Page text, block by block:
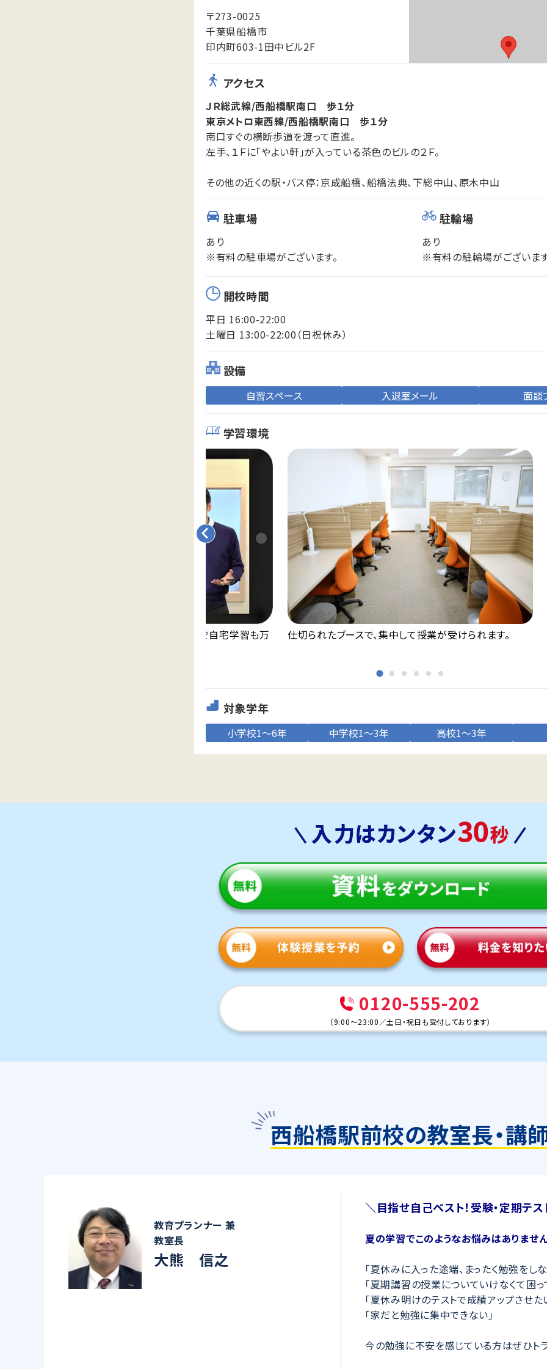
〒273-0025
千葉県船橋市
印内町603-1田中ビル2F
アクセス
ＪＲ総武線/西船橋駅南口 歩１分
東京メトロ東西線/西船橋駅南口 歩１分
南口すぐの横断歩道を渡って直進。
左手、１Ｆに「やよい軒」が入っている茶色のビルの２Ｆ。
その他の近くの駅・バス停：京成船橋、船橋法典、下総中山、原木中山
駐車場
あり
※有料の駐車場がございます。
駐輪場
あり
※有料の駐輪場がございま
開校時間
平日 16:00-22:00
土曜日 13:00-22:00（日祝休み）
設備
自習スペース 入退室メール 面談
学習環境
永久無料の映像授業「Try IT」が見放題で自宅学習も万
仕切られたブースで、集中して授業が受けられます。
対象学年
小学校1～6年 中学校1～3年 高校1～3年
0120-555-202
（9:00～23:00 ／土日・祝日も受付しております）
西船橋駅前校の教室長・講
教育プランナー 兼
教室長
大熊 信之
＼目指せ自己ベスト！受験・定期テス
夏の学習でこのようなお悩みはありませ
「夏休みに入った途端、まったく勉強をし
「夏期講習の授業についていけなくて困っ
「夏休み明けのテストで成績アップさせ
「家だと勉強に集中できない」
今の勉強に不安を感じている方はぜひト